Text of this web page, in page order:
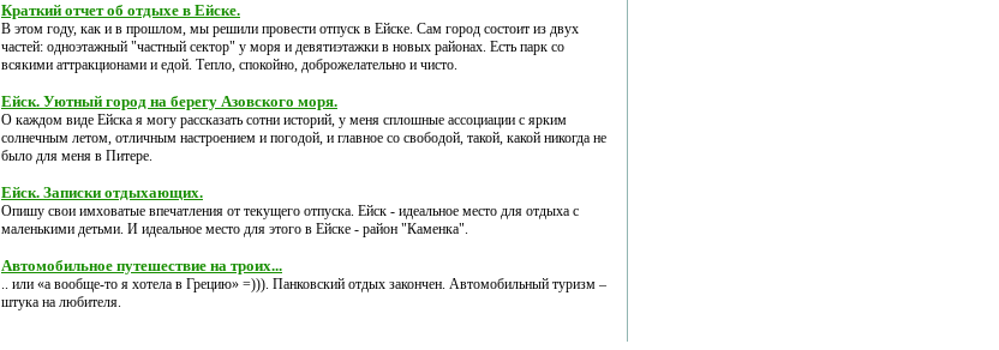
Краткий отчет об отдыхе в Ейске.
В этом году, как и в прошлом, мы решили провести отпуск в Ейске. Сам город состоит из двух
частей: одноэтажный "частный сектор" у моря и девятиэтажки в новых районах. Есть парк со
всякими аттракционами и едой. Тепло, спокойно, доброжелательно и чисто.
Ейск. Уютный город на берегу Азовского моря.
О каждом виде Ейска я могу рассказать сотни историй, у меня сплошные ассоциации с ярким
солнечным летом, отличным настроением и погодой, и главное со свободой, такой, какой никогда не
было для меня в Питере.
Ейск. Записки отдыхающих.
Опишу свои имховатые впечатления от текущего отпуска. Ейск - идеальное место для отдыха с
маленькими детьми. И идеальное место для этого в Ейске - район "Каменка".
Автомобильное путешествие на троих...
.. или «а вообще-то я хотела в Грецию» =))). Панковский отдых закончен. Автомобильный туризм –
штука на любителя.